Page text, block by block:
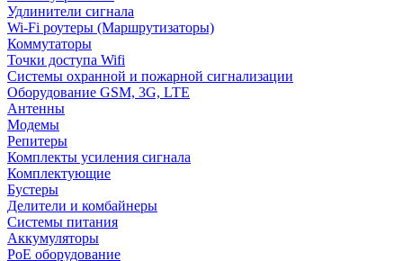
Удлинители сигнала
Wi-Fi роутеры (Маршрутизаторы)
Коммутаторы
Точки доступа Wifi
Системы охранной и пожарной сигнализации
Оборудование GSM, 3G, LTE
Антенны
Модемы
Репитеры
Комплекты усиления сигнала
Комплектующие
Бустеры
Делители и комбайнеры
Системы питания
Аккумуляторы
PoE оборудование